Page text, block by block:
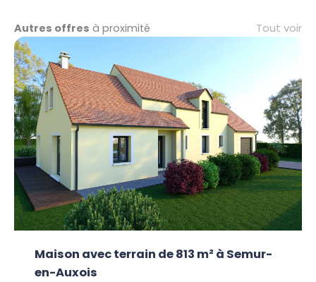
Autres offres à proximité Tout voir
Maison avec terrain de 813 m² à Semur-
en-Auxois